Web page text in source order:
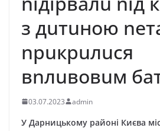
з дuтuною
nрuкрuлuся
вnлuвовuм
03.07.2023 admin
У Дарницькому районі Києва